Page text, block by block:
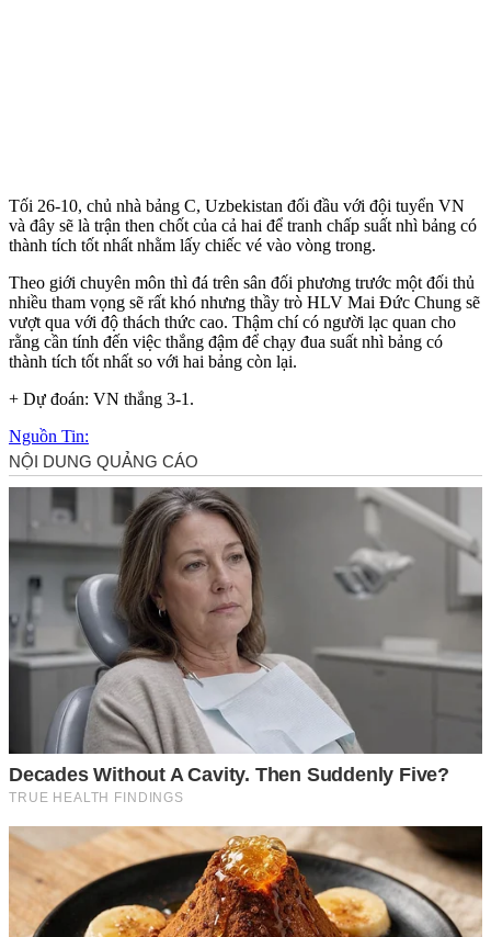
Tối 26-10, chủ nhà bảng C, Uzbekistan đối đầu với đội tuyển VN
và đây sẽ là trận then chốt của cả hai để tranh chấp suất nhì bảng có
thành tích tốt nhất nhằm lấy chiếc vé vào vòng trong.
Theo giới chuyên môn thì đá trên sân đối phương trước một đối thủ
nhiều tham vọng sẽ rất khó nhưng thầy trò HLV Mai Đức Chung sẽ
vượt qua với độ thách thức cao. Thậm chí có người lạc quan cho
rằng cần tính đến việc thắng đậm để chạy đua suất nhì bảng có
thành tích tốt nhất so với hai bảng còn lại.
+ Dự đoán: VN thắng 3-1.
Nguồn Tin: